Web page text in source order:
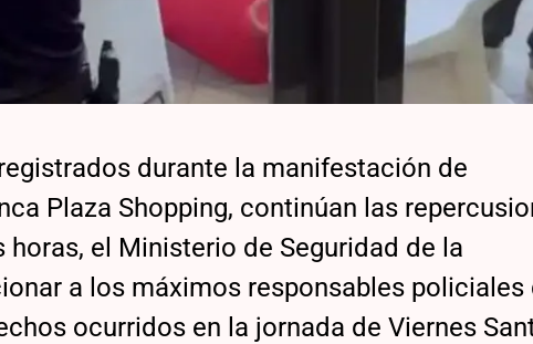
durante la manifestación de
Plaza Shopping, continúan las
el Ministerio de Seguridad de la
a los máximos responsables policiales
ocurridos en la jornada de Viernes